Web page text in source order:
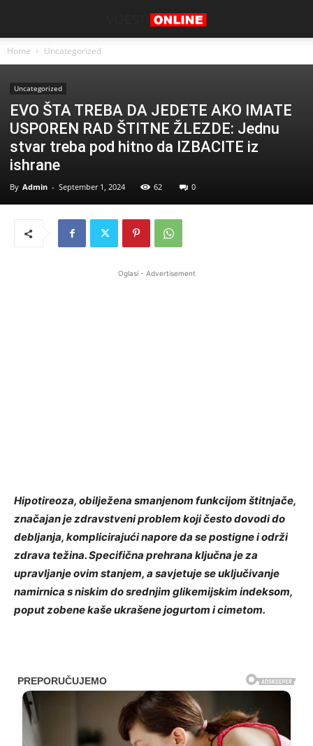
Home Uncategorized
Uncategorized
EVO ŠTA TREBA DA JEDETE AKO IMATE
USPOREN RAD ŠTITNE ŽLEZDE: Jednu
stvar treba pod hitno da IZBACITE iz
ishrane
By Admin - September 1, 2024 62 0
Oglasi - Advertisement
Hipotireoza, obilježena smanjenom funkcijom štitnjače,
značajan je zdravstveni problem koji često dovodi do
debljanja, komplicirajući napore da se postigne i održi
zdrava težina. Specifična prehrana ključna je za
upravljanje ovim stanjem, a savjetuje se uključivanje
namirnica s niskim do srednjim glikemijskim indeksom,
poput zobene kaše ukrašene jogurtom i cimetom.